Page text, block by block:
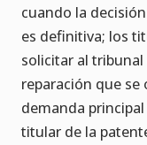
cuando la
es definitiva; los
solicitar al
reparación que
demanda
titular de la